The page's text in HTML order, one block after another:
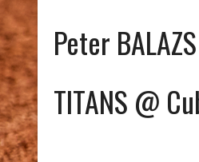
Peter BALAZS
TITANS @